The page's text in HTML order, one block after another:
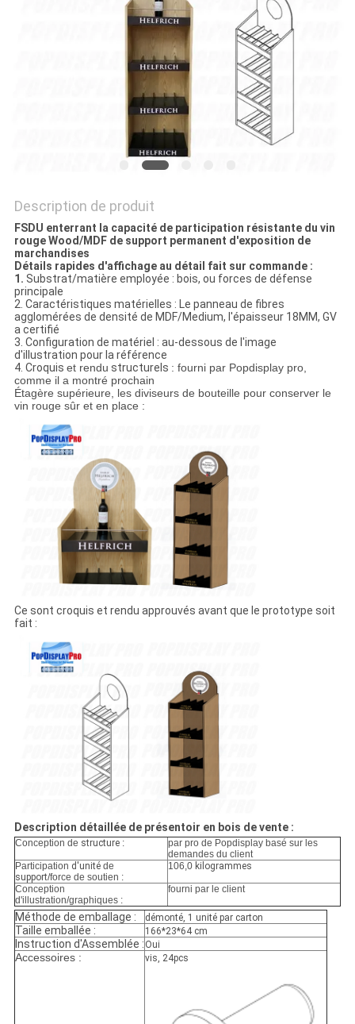
Description de produit
FSDU enterrant la capacité de participation résistante du vin
rouge Wood/MDF de support permanent d'exposition de
marchandises
Détails rapides d'affichage au détail fait sur commande :
1. Substrat/matière employée : bois, ou forces de défense
principale
2. Caractéristiques matérielles : Le panneau de fibres
agglomérées de densité de MDF/Medium, l'épaisseur 18MM, GV
a certifié
3. Configuration de matériel : au-dessous de l'image
d'illustration pour la référence
4. Croquis et rendu structurels : fourni par Popdisplay pro,
comme il a montré prochain
Étagère supérieure, les diviseurs de bouteille pour conserver le
vin rouge sûr et en place :
Ce sont croquis et rendu approuvés avant que le prototype soit
fait :
Description détaillée de présentoir en bois de vente :
Conception de structure :
par pro de Popdisplay basé sur les
demandes du client
Participation d'unité de
support/force de soutien :
106,0kilogrammes
Conception
d'illustration/graphiques :
fourni par le client
Méthode de emballage : démonté, 1 unité par carton
Taille emballée : 166*23*64 cm
Instruction d'Assemblée : Oui
Accessoires : vis, 24pcs